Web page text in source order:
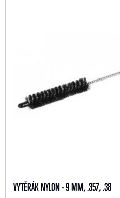
VYTĚRÁK NYLON - 9 MM, .357, .38